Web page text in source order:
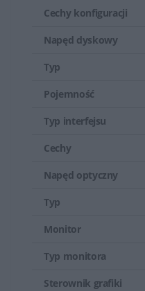
Cechy konfiguracji
Napęd dyskowy
Typ
Pojemność
Typ interfejsu
Cechy
Napęd optyczny
Typ
Monitor
Typ monitora
Sterownik grafiki